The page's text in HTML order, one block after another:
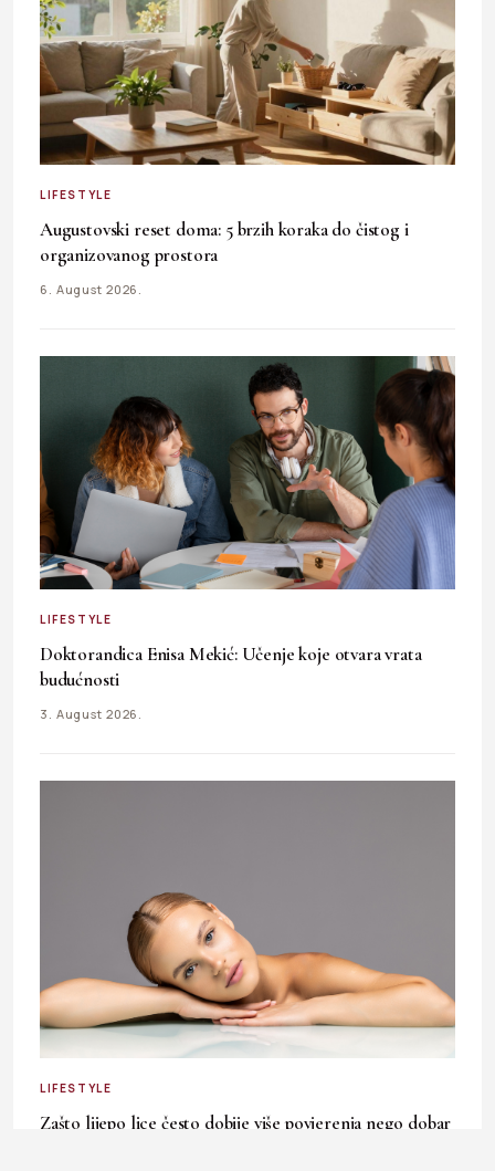
LIFESTYLE
Augustovski reset doma: 5 brzih koraka do čistog i
organizovanog prostora
6. August 2026.
LIFESTYLE
Doktorandica Enisa Mekić: Učenje koje otvara vrata
budućnosti
3. August 2026.
LIFESTYLE
Zašto lijepo lice često dobije više povjerenja nego dobar